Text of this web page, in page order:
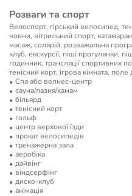
Розваги та спорт
Велоспорт, гірський велосипед,
човни, вітрильний спорт,
масаж, солярій, розважальна
клуб, екскурсії, піші прогулянки,
годинник, трансляції спортивних
тенісний корт, ігрова кімната,
Спа або велнес-центр
сауна/лазня/хамам
більярд
тенісний корт
гольф
центр верхової їзди
прокат велосипедів
тренажерна зала
аеробіка
дайвінг
віндсерфінг
диско-клуб
анімація